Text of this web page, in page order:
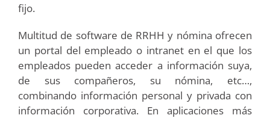
fijo.
Multitud de software de RRHH y nómina ofrecen
un portal del empleado o intranet en el que los
empleados pueden acceder a información suya,
de sus compañeros, su nómina, etc…,
combinando información personal y privada con
información corporativa. En aplicaciones más